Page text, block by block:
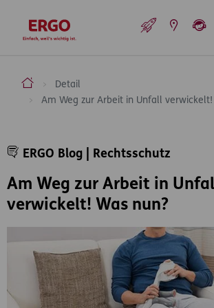
zur Startseite
ERGO Versicherung Aktiengesellschaft
Detail
Am Weg zur Arbeit in Unfall verwickelt!
Am Weg zur Arbeit in
verwickelt! Was nun?
ERGO Blog | Rechtsschutz